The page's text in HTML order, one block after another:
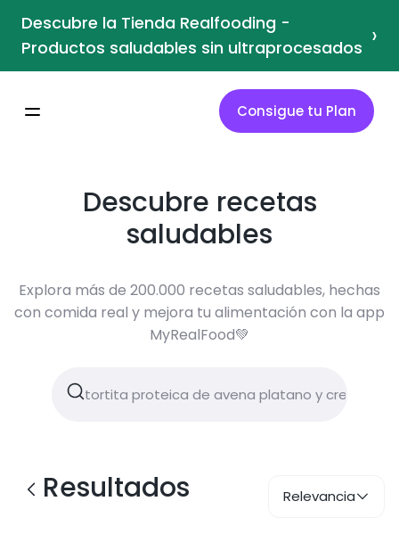
Descubre la Tienda Realfooding -
Productos saludables sin ultraprocesados ›
Consigue tu Plan
Descubre recetas
saludables
Explora más de 200.000 recetas saludables, hechas
con comida real y mejora tu alimentación con la app
MyRealFood💚
Resultados Relevancia